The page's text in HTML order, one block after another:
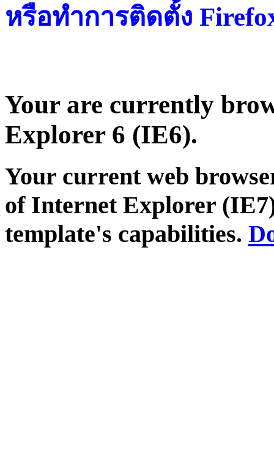
หรือทำการติดตั้ง
Your are currently
Explorer 6 (IE6).
Your current web
of Internet Explorer
template's capabilities.